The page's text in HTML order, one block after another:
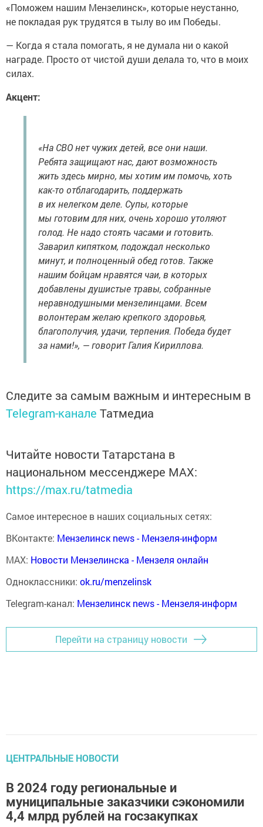
«Поможем нашим Мензелинск», которые неустанно,
не покладая рук трудятся в тылу во им Победы.
— Когда я стала помогать, я не думала ни о какой
награде. Просто от чистой души делала то, что в моих
силах.
Акцент:
«На СВО нет чужих детей, все они наши.
Ребята защищают нас, дают возможность
жить здесь мирно, мы хотим им помочь, хоть
как-то отблагодарить, поддержать
в их нелегком деле. Супы, которые
мы готовим для них, очень хорошо утоляют
голод. Не надо стоять часами и готовить.
Заварил кипятком, подождал несколько
минут, и полноценный обед готов. Также
нашим бойцам нравятся чаи, в которых
добавлены душистые травы, собранные
неравнодушными мензелинцами. Всем
волонтерам желаю крепкого здоровья,
благополучия, удачи, терпения. Победа будет
за нами!», — говорит Галия Кириллова.
Следите за самым важным и интересным в
Telegram-канале Татмедиа
Читайте новости Татарстана в
национальном мессенджере MАХ:
https://max.ru/tatmedia
Самое интересное в наших социальных сетях:
ВКонтакте: Мензелинск news - Мензеля-информ
MAX: Новости Мензелинска - Мензеля онлайн
Одноклассники: ok.ru/menzelinsk
Telegram-канал: Мензелинск news - Мензеля-информ
Перейти на страницу новости
ЦЕНТРАЛЬНЫЕ НОВОСТИ
В 2024 году региональные и
муниципальные заказчики сэкономили
4,4 млрд рублей на госзакупках